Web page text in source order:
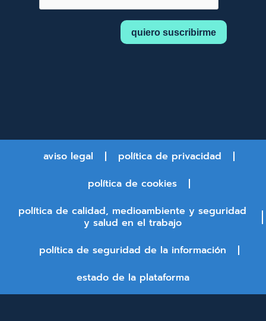
aviso legal
política de privacidad
política de cookies
política de calidad, medioambiente y seguridad
y salud en el trabajo
política de seguridad de la información
estado de la plataforma